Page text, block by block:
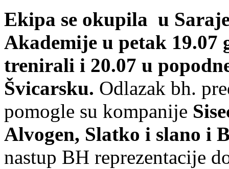
Ekipa se okupila u
Akademije u petak 19.07
trenirali i 20.07 u
Švicarsku. Odlazak bh.
pomogle su kompanije
Alvogen, Slatko i slano i
nastup BH reprezentacije